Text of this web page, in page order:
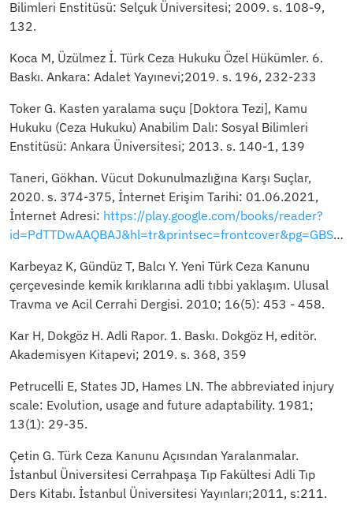
Bilimleri Enstitüsü: Selçuk Üniversitesi; 2009. s. 108-9,
132.
Koca M, Üzülmez İ. Türk Ceza Hukuku Özel Hükümler. 6.
Baskı. Ankara: Adalet Yayınevi;2019. s. 196, 232-233
Toker G. Kasten yaralama suçu [Doktora Tezi], Kamu
Hukuku (Ceza Hukuku) Anabilim Dalı: Sosyal Bilimleri
Enstitüsü: Ankara Üniversitesi; 2013. s. 140-1, 139
Taneri, Gökhan. Vücut Dokunulmazlığına Karşı Suçlar,
2020. s. 374-375, İnternet Erişim Tarihi: 01.06.2021,
İnternet Adresi: https://play.google.com/books/reader?
id=PdTTDwAAQBAJ&hl=tr&printsec=frontcover&pg=GBS.PA573
Karbeyaz K, Gündüz T, Balcı Y. Yeni Türk Ceza Kanunu
çerçevesinde kemik kırıklarına adli tıbbi yaklaşım. Ulusal
Travma ve Acil Cerrahi Dergisi. 2010; 16(5): 453 - 458.
Kar H, Dokgöz H. Adli Rapor. 1. Baskı. Dokgöz H, editör.
Akademisyen Kitapevi; 2019. s. 368, 359
Petrucelli E, States JD, Hames LN. The abbreviated injury
scale: Evolution, usage and future adaptability. 1981;
13(1): 29-35.
Çetin G. Türk Ceza Kanunu Açısından Yaralanmalar.
İstanbul Üniversitesi Cerrahpaşa Tıp Fakültesi Adli Tıp
Ders Kitabı. İstanbul Üniversitesi Yayınları;2011, s:211.